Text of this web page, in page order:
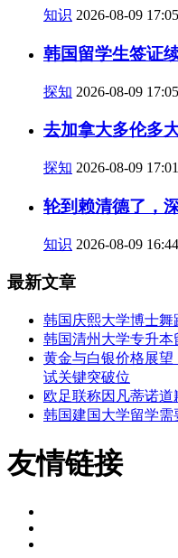
知识 2026-08-09 17:05
韩国留学生签证
探知 2026-08-09 17:05
去加拿大多伦多
探知 2026-08-09 17:01
轮到赖清德了，
知识 2026-08-09 16:44
最新文章
韩国庆熙大学博士
韩国清州大学专升
黄金与白银价格展望
试关键突破位
欧足联称因凡蒂诺
韩国建国大学留学需
友情链接